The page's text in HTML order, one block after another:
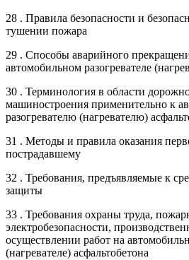
28 . Правила безопасности и
тушении пожара
29 . Способы аварийного
автомобильном разогревателе
30 . Терминология в области
машиностроения применительно к
разогревателю (нагревателю)
31 . Методы и правила оказания
пострадавшему
32 . Требования, предъявляемые к
защиты
33 . Требования охраны труда,
электробезопасности,
осуществлении работ на
(нагревателе) асфальтобетона